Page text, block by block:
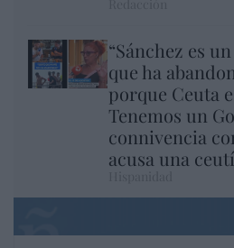
“Sánchez es
que ha
porque Ceuta
Tenemos un
connivencia
acusa una ceutí